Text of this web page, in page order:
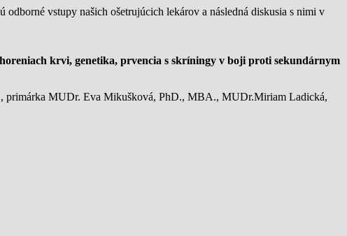
vstupy našich ošetrujúcich lekárov a následná diskusia s nimi v
krvi, genetika, prvencia s skríningy v boji proti sekundárnym
primárka MUDr. Eva Mikušková, PhD., MBA., MUDr.Miriam Ladická,